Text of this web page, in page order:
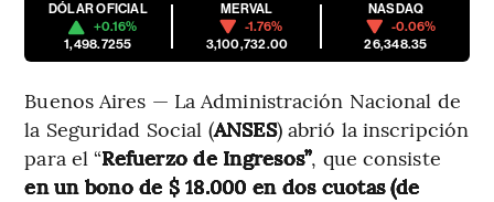
DÓLAR OFICIAL
+0.16%
1,498.7255
MERVAL
-1.76%
3,100,732.00
NASDAQ
-0.06%
26,348.35
Buenos Aires — La Administración Nacional de
la Seguridad Social (ANSES) abrió la inscripción
para el “Refuerzo de Ingresos”, que consiste
en un bono de $ 18.000 en dos cuotas (de